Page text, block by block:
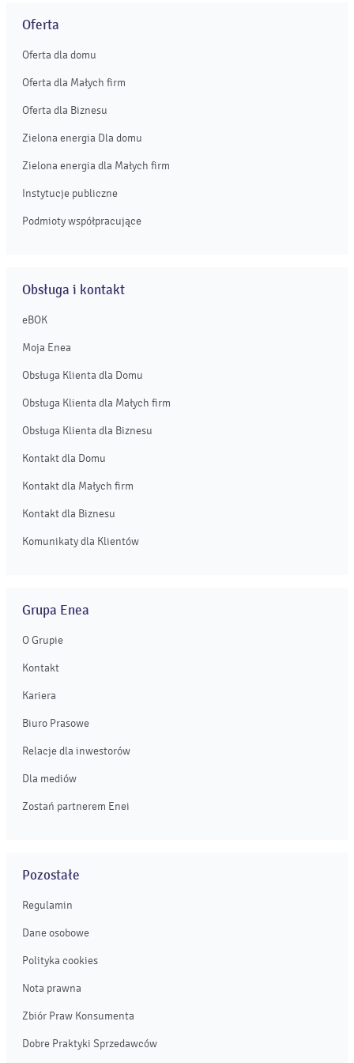
Oferta
Oferta dla domu
Oferta dla Małych firm
Oferta dla Biznesu
Zielona energia Dla domu
Zielona energia dla Małych firm
Instytucje publiczne
Podmioty współpracujące
Obsługa i kontakt
eBOK
Moja Enea
Obsługa Klienta dla Domu
Obsługa Klienta dla Małych firm
Obsługa Klienta dla Biznesu
Kontakt dla Domu
Kontakt dla Małych firm
Kontakt dla Biznesu
Komunikaty dla Klientów
Grupa Enea
O Grupie
Kontakt
Kariera
Biuro Prasowe
Relacje dla inwestorów
Dla mediów
Zostań partnerem Enei
Pozostałe
Regulamin
Dane osobowe
Polityka cookies
Nota prawna
Zbiór Praw Konsumenta
Dobre Praktyki Sprzedawców